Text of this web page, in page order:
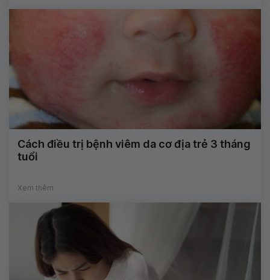
Cách điều trị bệnh viêm da cơ địa trẻ 3 tháng
tuổi
Xem thêm